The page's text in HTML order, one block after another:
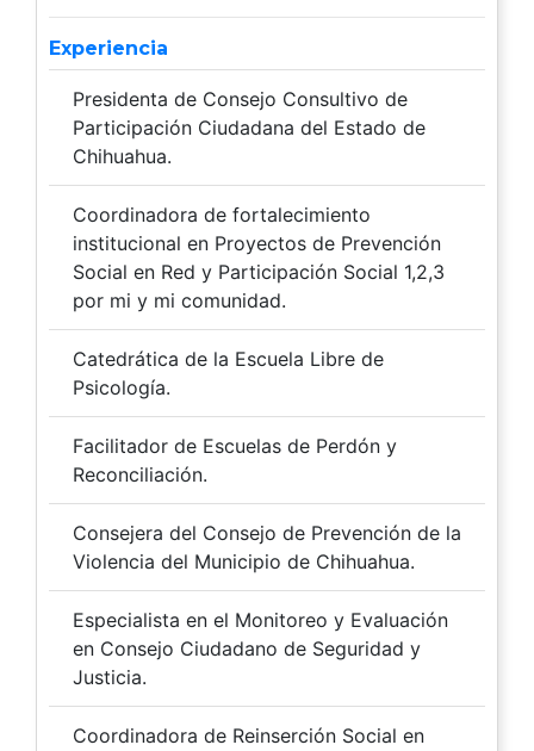
Experiencia
Presidenta de Consejo Consultivo de
Participación Ciudadana del Estado de
Chihuahua.
Coordinadora de fortalecimiento
institucional en Proyectos de Prevención
Social en Red y Participación Social 1,2,3
por mi y mi comunidad.
Catedrática de la Escuela Libre de
Psicología.
Facilitador de Escuelas de Perdón y
Reconciliación.
Consejera del Consejo de Prevención de la
Violencia del Municipio de Chihuahua.
Especialista en el Monitoreo y Evaluación
en Consejo Ciudadano de Seguridad y
Justicia.
Coordinadora de Reinserción Social en